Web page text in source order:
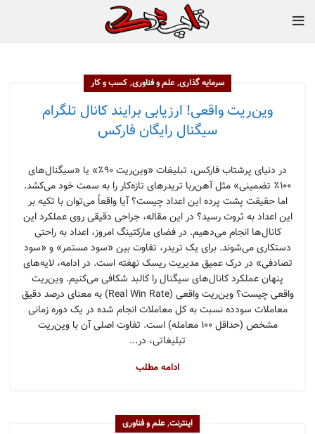
سرمایه گذاری,علم و فناوری, کسب و کار
وین‌ریت واقعی! ارزیابی برایند کانال تلگرام
سیگنال رایگان فارکس
در دنیای پرشتاب فارکس، تبلیغات «وین‌ریت ۹۰٪» یا «سیگنال‌های
۱۰۰٪ تضمینی» مثل آهن‌ربا تریدرهای تازه‌کار را به سمت خود می‌کشد.
اما حقیقت پشت پرده این اعداد چیست؟ آیا واقعاً می‌توان با تکیه بر
این اعداد به ثروت رسید؟ در این مقاله، جراحی دقیقی روی عملکرد این
کانال‌ها انجام می‌دهیم. در فضای مارکتینگ امروز، اعداد به راحتی
دستکاری می‌شوند. برای یک تریدر، تفاوت بین «سود مستمر» و «سود
تصادفی» در درک عمیق مدیریت ریسک نهفته است. در ادامه، لایه‌های
پنهان عملکرد کانال‌های سیگنال را کالبد شکافی می‌کنیم. وین‌ریت
واقعی چیست؟ وین‌ریت واقعی (Real Win Rate) به معنای درصد دقیق
معاملات سودده نسبت به کل معاملات انجام شده در یک دوره زمانی
مشخص (حداقل ۱۰۰ معامله) است. تفاوت اصلی آن با وین‌ریت
تبلیغاتی، در...
ادامه مطلب
اینترنت,علم و فناوری